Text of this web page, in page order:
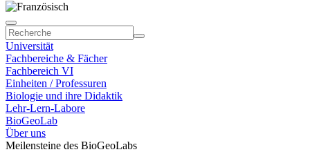
Universität
Fachbereiche & Fächer
Fachbereich VI
Einheiten / Professuren
Biologie und ihre Didaktik
Lehr-Lern-Labore
BioGeoLab
Über uns
Meilensteine des BioGeoLabs